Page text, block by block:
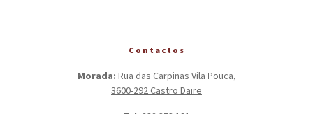
Contactos
Morada: Rua das Carpinas Vila Pouca,
3600-292 Castro Daire